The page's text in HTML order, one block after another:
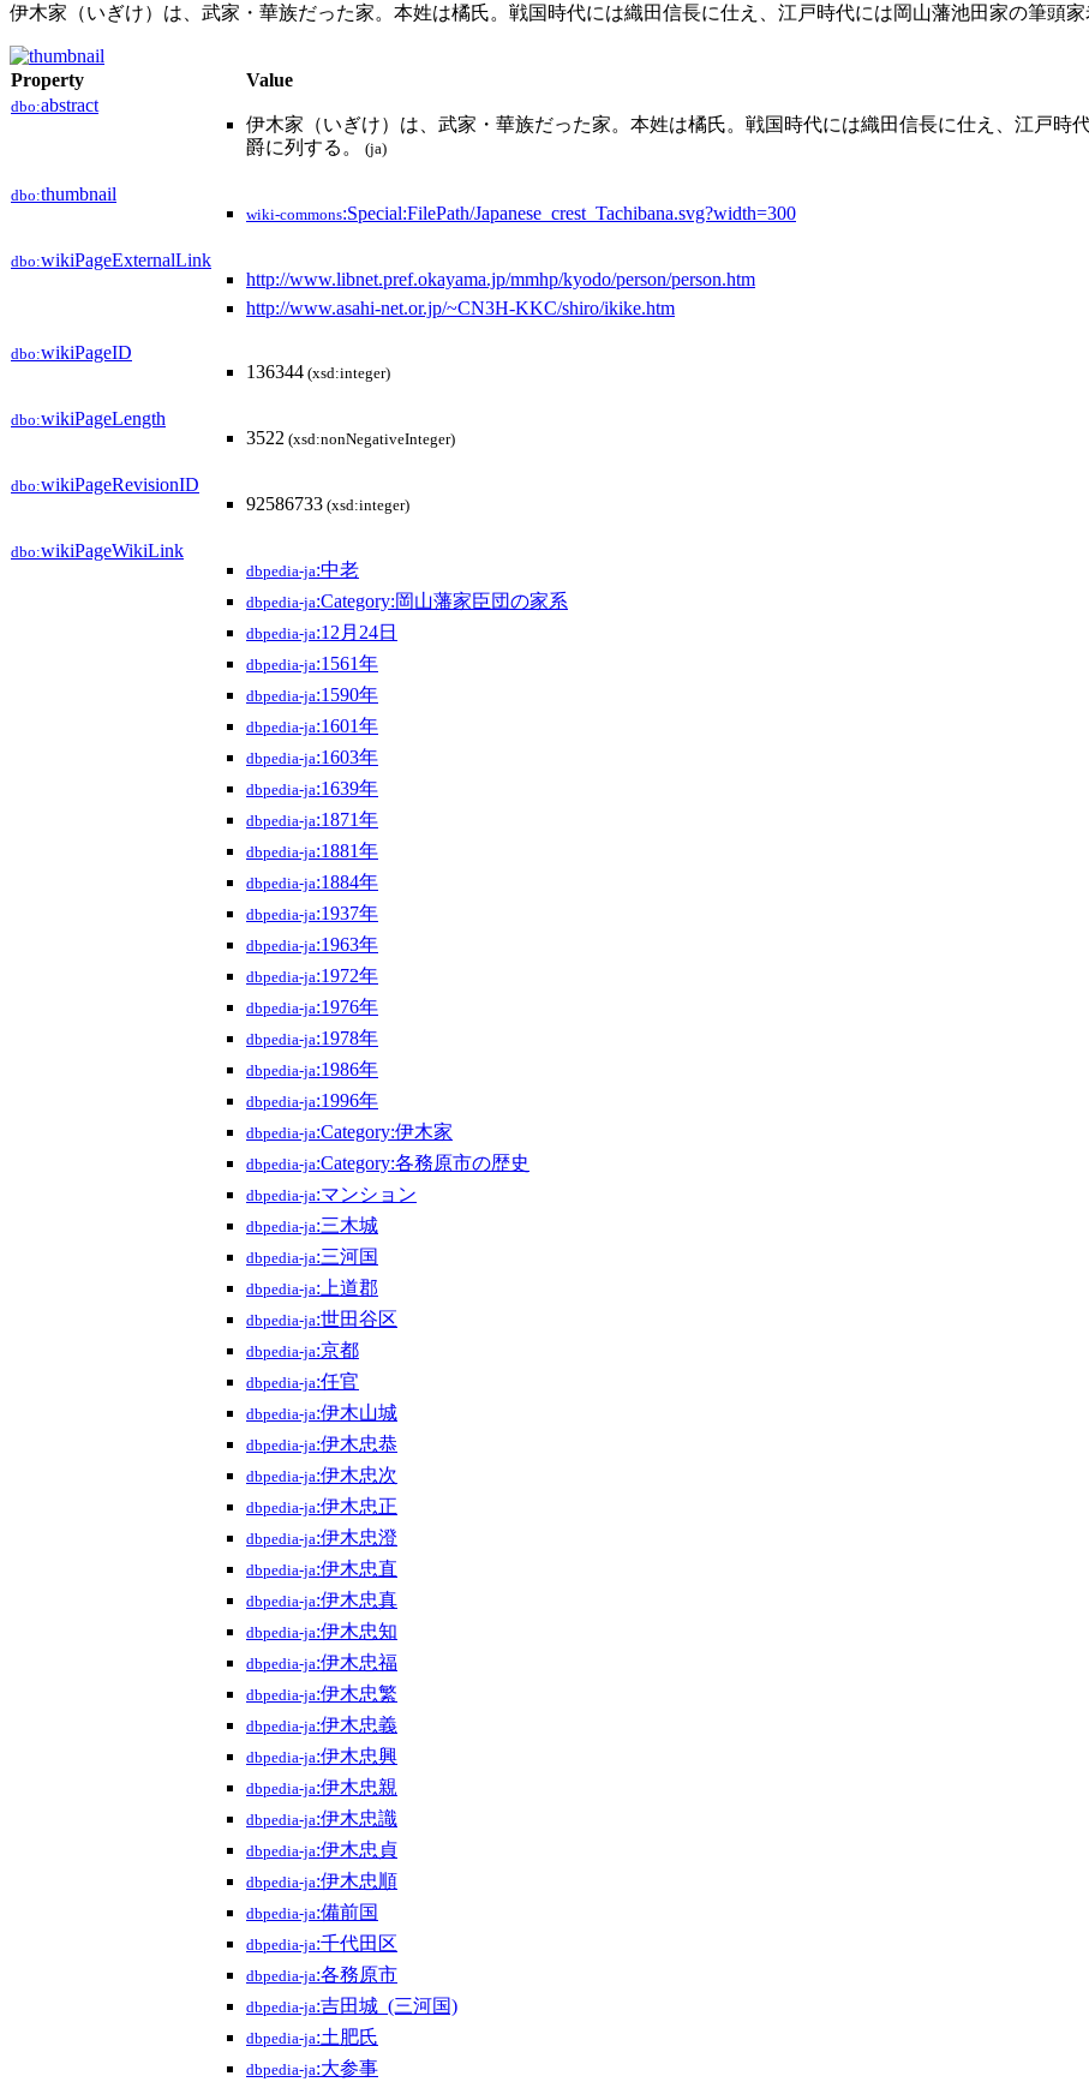
伊木家（いぎけ）は、武家・華族だった家。本姓は橘氏。戦国時代には織田信長に仕え、江戸時代には岡山藩池田家の筆頭
Property Value
dbo:abstract
伊木家（いぎけ）は、武家・華族だった家。本姓は橘氏。戦国時代には織田信長に仕え、江戸時
爵に列する。
(ja)
dbo:thumbnail
wiki-commons:Special:FilePath/Japanese_crest_Tachibana.svg?width=300
dbo:wikiPageExternalLink
http://www.libnet.pref.okayama.jp/mmhp/kyodo/person/person.htm
http://www.asahi-net.or.jp/~CN3H-KKC/shiro/ikike.htm
dbo:wikiPageID
136344 (xsd:integer)
dbo:wikiPageLength
3522 (xsd:nonNegativeInteger)
dbo:wikiPageRevisionID
92586733 (xsd:integer)
dbo:wikiPageWikiLink
dbpedia-ja:中老
dbpedia-ja:Category:岡山藩家臣団の家系
dbpedia-ja:12月24日
dbpedia-ja:1561年
dbpedia-ja:1590年
dbpedia-ja:1601年
dbpedia-ja:1603年
dbpedia-ja:1639年
dbpedia-ja:1871年
dbpedia-ja:1881年
dbpedia-ja:1884年
dbpedia-ja:1937年
dbpedia-ja:1963年
dbpedia-ja:1972年
dbpedia-ja:1976年
dbpedia-ja:1978年
dbpedia-ja:1986年
dbpedia-ja:1996年
dbpedia-ja:Category:伊木家
dbpedia-ja:Category:各務原市の歴史
dbpedia-ja:マンション
dbpedia-ja:三木城
dbpedia-ja:三河国
dbpedia-ja:上道郡
dbpedia-ja:世田谷区
dbpedia-ja:京都
dbpedia-ja:任官
dbpedia-ja:伊木山城
dbpedia-ja:伊木忠恭
dbpedia-ja:伊木忠次
dbpedia-ja:伊木忠正
dbpedia-ja:伊木忠澄
dbpedia-ja:伊木忠直
dbpedia-ja:伊木忠真
dbpedia-ja:伊木忠知
dbpedia-ja:伊木忠福
dbpedia-ja:伊木忠繁
dbpedia-ja:伊木忠義
dbpedia-ja:伊木忠興
dbpedia-ja:伊木忠親
dbpedia-ja:伊木忠識
dbpedia-ja:伊木忠貞
dbpedia-ja:伊木忠順
dbpedia-ja:備前国
dbpedia-ja:千代田区
dbpedia-ja:各務原市
dbpedia-ja:吉田城_(三河国)
dbpedia-ja:土肥氏
dbpedia-ja:大参事